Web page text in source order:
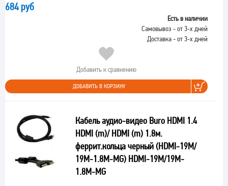
684 руб
Есть в наличии
Самовывоз - от 3-х дней
Доставка - от 3-х дней
Добавить к сравнению
ДОБАВИТЬ В КОРЗИНУ
Кабель аудио-видео Buro HDMI 1.4
HDMI (m)/ HDMI (m) 1.8м.
феррит.кольца черный (HDMI-19M/
19M-1.8M-MG) HDMI-19M/19M-
1.8M-MG